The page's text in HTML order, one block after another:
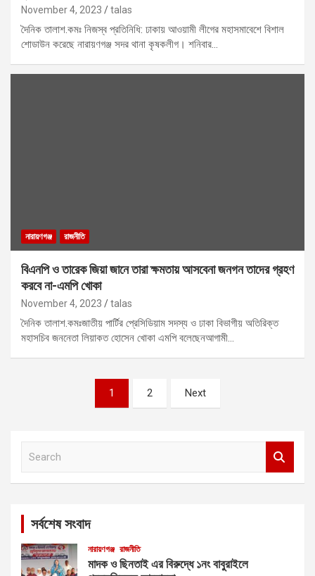
November 4, 2023 talas
দৈনিক তালাশ.কমঃ নিজস্ব প্রতিনিধি: ঢাকায় আওয়ামী লীগের মহাসমাবেশে বিশাল
শোডাউন করেছে নারায়ণগঞ্জ সদর থানা কৃষকলীগ। শনিবার…
নারায়ণগঞ্জ রাজনীতি
বিএনপি ও তারেক জিয়া জানে তারা ক্ষমতায় আসবেনা জনগন তাদের গ্রহণ
করবে না-এমপি খোকা
November 4, 2023 talas
দৈনিক তালাশ.কমঃজাতীয় পার্টির প্রেসিডিয়াম সদস্য ও ঢাকা বিভাগীয় অতিরিক্ত
মহাসচিব জননেতা লিয়াকত হোসেন খোকা এমপি বলেছেনআগামী…
1 2 Next
সর্বশেষ সংবাদ
নারায়ণগঞ্জ রাজনীতি
মাদক ও ছিনতাই এর বিরুদ্ধে ১নং বাবুরাইলে